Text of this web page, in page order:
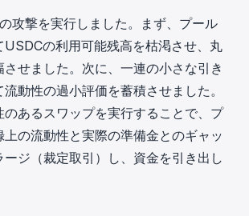
攻撃を実行しました。まず、プール
USDCの利用可能残高を枯渇させ、丸
せました。次に、一連の小さな引き
動性の過小評価を蓄積させました。
のあるスワップを実行することで、プ
上の流動性と実際の準備金とのギャッ
ージ（裁定取引）し、資金を引き出し